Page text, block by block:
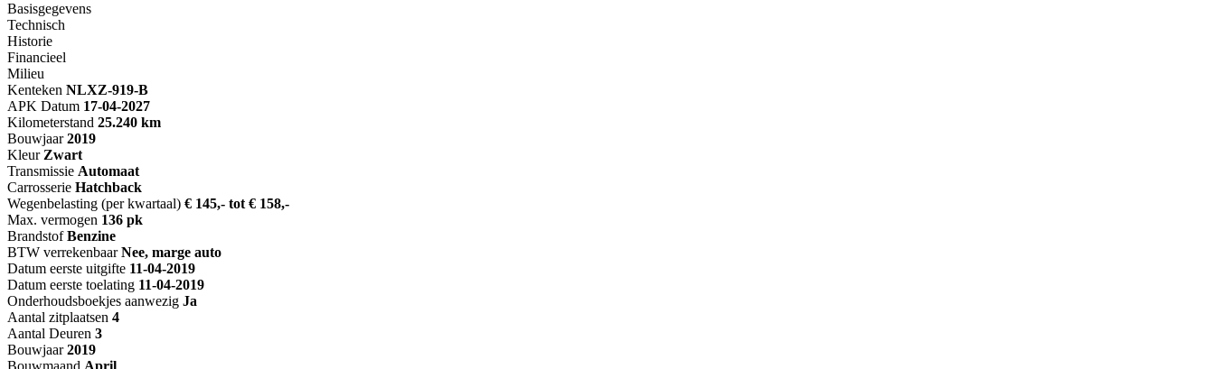
Basisgegevens
Technisch
Historie
Financieel
Milieu
Kenteken NLXZ-919-B
APK Datum 17-04-2027
Kilometerstand 25.240 km
Bouwjaar 2019
Kleur Zwart
Transmissie Automaat
Carrosserie Hatchback
Wegenbelasting (per kwartaal) € 145,- tot € 158,-
Max. vermogen 136 pk
Brandstof Benzine
BTW verrekenbaar Nee, marge auto
Datum eerste uitgifte 11-04-2019
Datum eerste toelating 11-04-2019
Onderhoudsboekjes aanwezig Ja
Aantal zitplaatsen 4
Aantal Deuren 3
Bouwjaar 2019